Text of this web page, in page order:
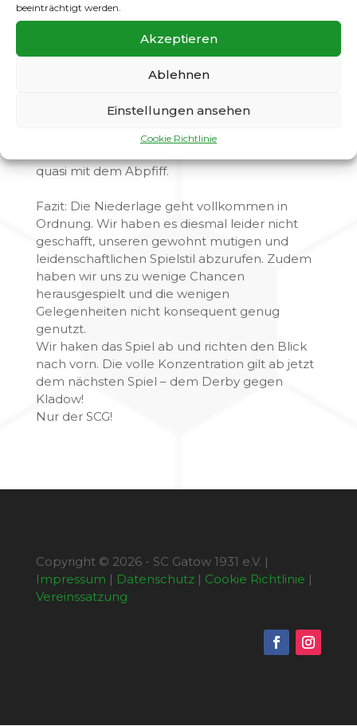
beeinträchtigt werden.
Akzeptieren
Ablehnen
Einstellungen ansehen
Cookie Richtlinie
​Aber auch danach schafften wir es leider nicht,
unsere gewohnte Leidenschaft komplett auf
den Platz zu bringen – gefühlt waren wir
es, wie es kommen musste: Nach einer
den dritten Gegentreffer schlucken. Danach
merkte man deutlich, dass heute nichts mehr
quasi mit dem Abpfiff.
​Fazit: Die Niederlage geht vollkommen in
Ordnung. Wir haben es diesmal leider nicht
geschafft, unseren gewohnt mutigen und
leidenschaftlichen Spielstil abzurufen. Zudem
haben wir uns zu wenige Chancen
herausgespielt und die wenigen
Gelegenheiten nicht konsequent genug
genutzt.
​Wir haken das Spiel ab und richten den Blick
nach vorn. Die volle Konzentration gilt ab jetzt
dem nächsten Spiel – dem Derby gegen
Kladow!
​Nur der SCG!
Copyright © 2026 - SC Gatow 1931 e.V. |
Impressum | Datenschutz| Cookie Richtlinie |
Vereinssatzung